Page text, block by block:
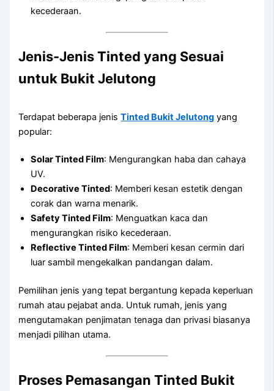
kecederaan.
Jenis-Jenis Tinted yang Sesuai
untuk Bukit Jelutong
Terdapat beberapa jenisTinted Bukit Jelutong yang
popular:
Solar Tinted Film: Mengurangkan haba dan cahaya
UV.
Decorative Tinted: Memberi kesan estetik dengan
corak dan warna menarik.
Safety Tinted Film: Menguatkan kaca dan
mengurangkan risiko kecederaan.
Reflective Tinted Film: Memberi kesan cermin dari
luar sambil mengekalkan pandangan dalam.
Pemilihan jenis yang tepat bergantung kepada keperluan
rumah atau pejabat anda. Untuk rumah, jenis yang
mengutamakan penjimatan tenaga dan privasi biasanya
menjadi pilihan utama.
Proses Pemasangan Tinted Bukit